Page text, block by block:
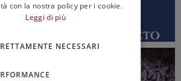
con la nostra policy per i cookie.
Leggi di più
NECESSARI